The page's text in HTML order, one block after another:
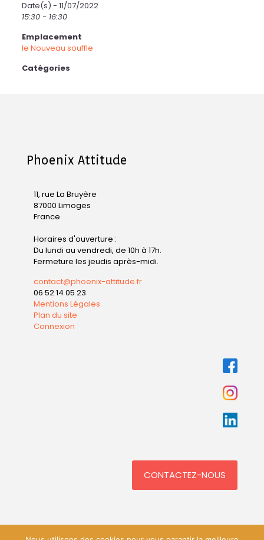
Date(s) - 11/07/2022
15:30 - 16:30
Emplacement
le Nouveau souffle
Catégories
Phoenix Attitude
11, rue La Bruyère
87000 Limoges
France
Horaires d'ouverture :
Du lundi au vendredi, de 10h à 17h.
Fermeture les jeudis après-midi.
contact@phoenix-attitude.fr
06 52 14 05 23
Mentions Légales
Plan du site
Connexion
CONTACTEZ-NOUS